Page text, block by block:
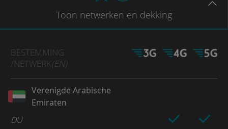
Toon netwerken en dekking
BESTEMMING
/NETWERK(EN)
Verenigde Arabische
Emiraten
DU